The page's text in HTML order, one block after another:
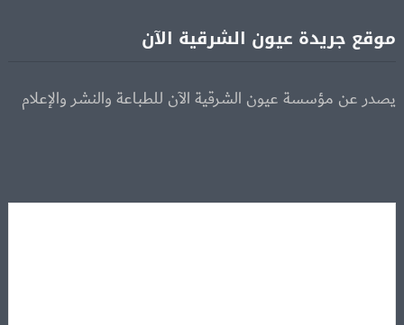
موقع جريدة عيون الشرقية الآن
يصدر عن مؤسسة عيون الشرقية الآن للطباعة والنشر والإعلام